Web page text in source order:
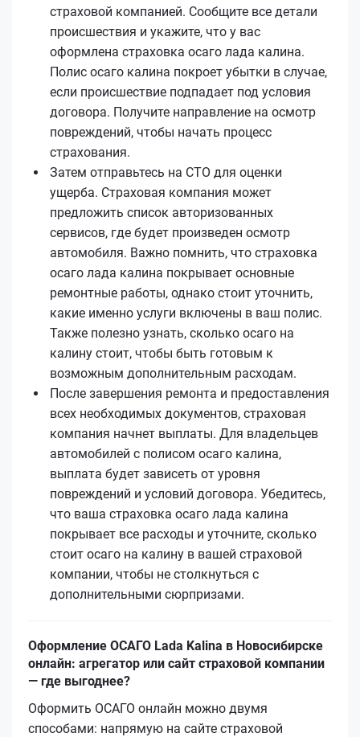
страховой компанией. Сообщите все детали
происшествия и укажите, что у вас
оформлена страховка осаго лада калина.
Полис осаго калина покроет убытки в случае,
если происшествие подпадает под условия
договора. Получите направление на осмотр
повреждений, чтобы начать процесс
страхования.
Затем отправьтесь на СТО для оценки
ущерба. Страховая компания может
предложить список авторизованных
сервисов, где будет произведен осмотр
автомобиля. Важно помнить, что страховка
осаго лада калина покрывает основные
ремонтные работы, однако стоит уточнить,
какие именно услуги включены в ваш полис.
Также полезно узнать, сколько осаго на
калину стоит, чтобы быть готовым к
возможным дополнительным расходам.
После завершения ремонта и предоставления
всех необходимых документов, страховая
компания начнет выплаты. Для владельцев
автомобилей с полисом осаго калина,
выплата будет зависеть от уровня
повреждений и условий договора. Убедитесь,
что ваша страховка осаго лада калина
покрывает все расходы и уточните, сколько
стоит осаго на калину в вашей страховой
компании, чтобы не столкнуться с
дополнительными сюрпризами.
Оформление ОСАГО Lada Kalina в Новосибирске
онлайн: агрегатор или сайт страховой компании
— где выгоднее?
Оформить ОСАГО онлайн можно двумя
способами: напрямую на сайте страховой